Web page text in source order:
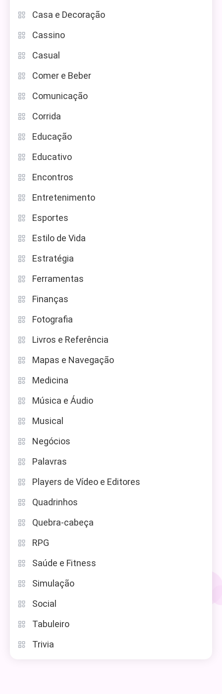
Casa e Decoração
Cassino
Casual
Comer e Beber
Comunicação
Corrida
Educação
Educativo
Encontros
Entretenimento
Esportes
Estilo de Vida
Estratégia
Ferramentas
Finanças
Fotografia
Livros e Referência
Mapas e Navegação
Medicina
Música e Áudio
Musical
Negócios
Palavras
Players de Vídeo e Editores
Quadrinhos
Quebra-cabeça
RPG
Saúde e Fitness
Simulação
Social
Tabuleiro
Trivia